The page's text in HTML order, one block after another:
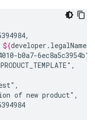
${developer . legalName
of new